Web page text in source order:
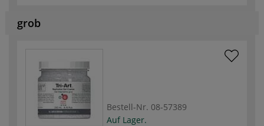
grob
Bestell-Nr. 08-57389
Auf Lager.